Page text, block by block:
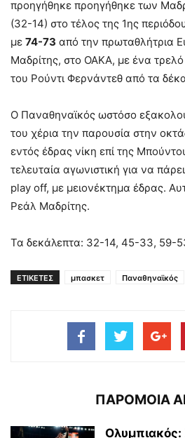
προηγήθηκε προηγήθηκε των
(32-14) στο τέλος της 1ης
με 74-73 από την πρωταθλήτρια
Μαδρίτης, στο ΟΑΚΑ, με ένα
του Ρούντι Φερνάντεθ από τα
Ο Παναθηναϊκός ωστόσο
του χέρια την παρουσία στην
εντός έδρας νίκη επί της
τελευταία αγωνιστική για να
play off, με μειονέκτημα έδρας.
Ρεάλ Μαδρίτης.
Τα δεκάλεπτα: 32-14, 45-33, 59-
ΕΤΙΚΕΤΕΣ μπασκετ Παναθηναϊκός
ΠΑΡΟΜΟΙΑ
Ολυμπιακός: